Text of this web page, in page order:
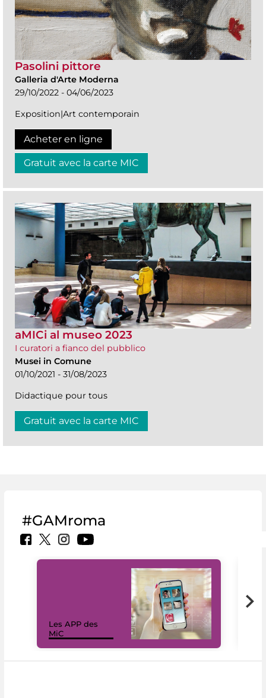
Pasolini pittore
Galleria d'Arte Moderna
29/10/2022 - 04/06/2023
Exposition|Art contemporain
Acheter en ligne
Gratuit avec la carte MIC
aMICi al museo 2023
I curatori a fianco del pubblico
Musei in Comune
01/10/2021 - 31/08/2023
Didactique pour tous
Gratuit avec la carte MIC
#GAMroma
Les APP des
MiC